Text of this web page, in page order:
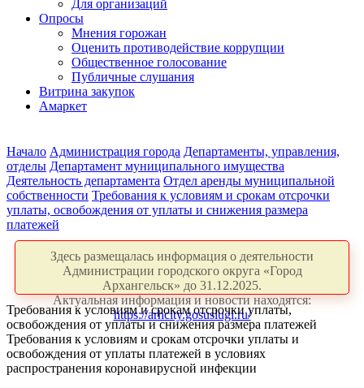
Для организаций
Опросы
Мнения горожан
Оценить противодействие коррупции
Общественное голосование
Публичные слушания
Витрина закупок
Амаркет
Начало Администрация города Департаменты, управления,
отделы Департамент муниципального имущества
Деятельность департамента Отдел аренды муниципальной
собственности Требования к условиям и срокам отсрочки
уплаты, освобождения от уплаты и снижения размера
платежей
Здесь размещалась информация о деятельности
Администрации городского округа «Город
Архангельск» до 31.12.2025.
Актуальная информация и новости находятся:
https://arhcity.gosuslugi.ru/
Требования к условиям и срокам отсрочки уплаты,
освобождения от уплаты и снижения размера платежей
Требования к условиям и срокам отсрочки уплаты и
освобождения от уплаты платежей в условиях
распространения коронавирусной инфекции